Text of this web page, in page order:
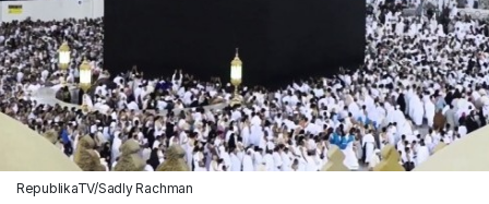
RepublikaTV/Sadly Rachman